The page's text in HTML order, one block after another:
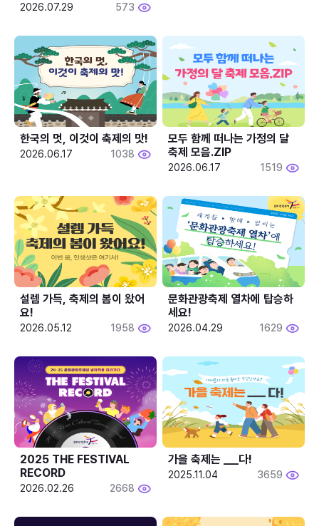
2026.07.29 573
한국의 멋, 이것이 축제의 맛!
2026.06.17 1038
모두 함께 떠나는 가정의 달
축제 모음.ZIP
2026.06.17 1519
설렘 가득, 축제의 봄이 왔어
요!
2026.05.12 1958
문화관광축제 열차에 탑승하
세요!
2026.04.29 1629
2025 THE FESTIVAL
RECORD
2026.02.26 2668
2025.11.04 3659